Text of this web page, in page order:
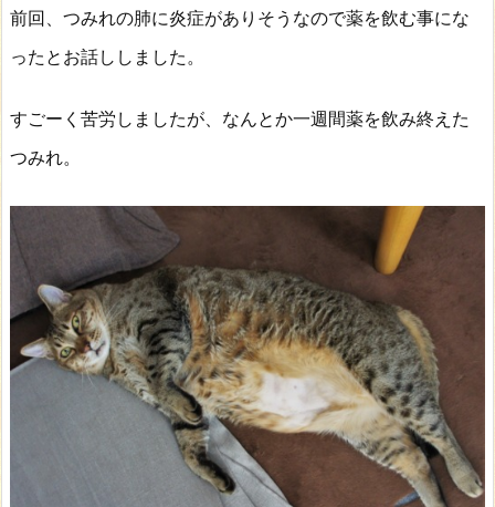
前回、つみれの肺に炎症がありそうなので薬を飲む事にな
ったとお話ししました。
すごーく苦労しましたが、なんとか一週間薬を飲み終えた
つみれ。